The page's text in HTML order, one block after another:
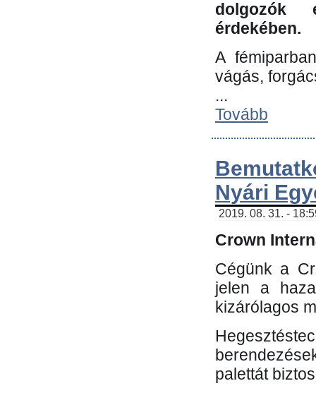
dolgozók
érdekében.
A
vágás,
...
Tovább
Nyári
2019. 08. 31. -
Crown
Cégünk a
jelen a
kizárólagos
palettát